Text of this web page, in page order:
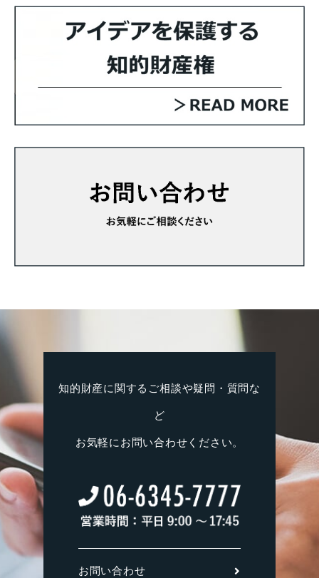
知的財産に関するご相談や疑問・質問な
ど
お気軽にお問い合わせください。
お問い合わせ